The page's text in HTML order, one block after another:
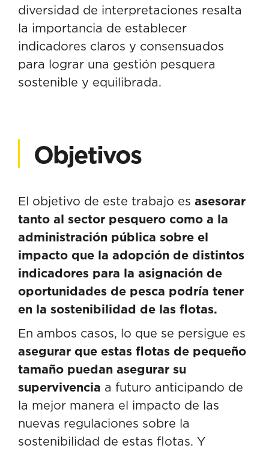
diversidad de interpretaciones resalta
la importancia de establecer
indicadores claros y consensuados
para lograr una gestión pesquera
sostenible y equilibrada.
Objetivos
El objetivo de este trabajo es asesorar
tanto al sector pesquero como a la
administración pública sobre el
impacto que la adopción de distintos
indicadores para la asignación de
oportunidades de pesca podría tener
en la sostenibilidad de las flotas.
En ambos casos, lo que se persigue es
asegurar que estas flotas de pequeño
tamaño puedan asegurar su
supervivencia a futuro anticipando de
la mejor manera el impacto de las
nuevas regulaciones sobre la
sostenibilidad de estas flotas. Y